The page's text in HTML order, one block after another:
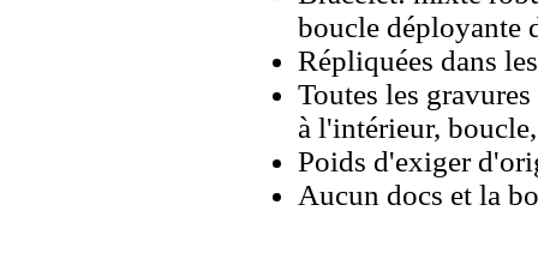
boucle déployante
Répliquées dans
Toutes les
à l'intérieur,
Poids d'exiger
Aucun docs et la